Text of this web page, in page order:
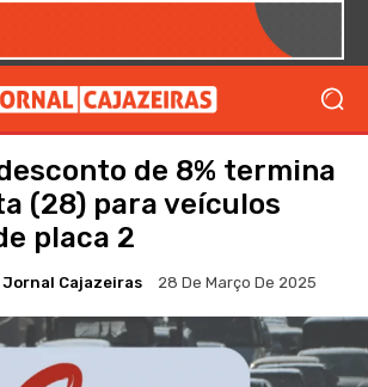
de 8% termina
(28) para veículos
placa 2
Jornal Cajazeiras 28 De Março De 2025